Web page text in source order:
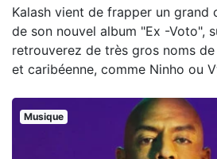
Kalash vient de frapper un grand
de son nouvel album "Ex -Voto",
retrouverez de très gros noms
et caribéenne, comme Ninho ou
Musique